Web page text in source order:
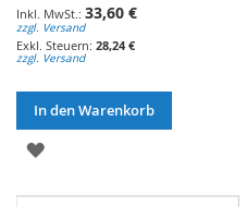
33,60 €
zzgl. Versand
28,24 €
zzgl. Versand
In den Warenkorb
ZUR